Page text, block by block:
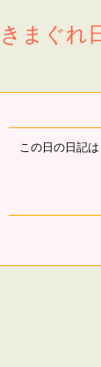
まぐれ
この日の日記は